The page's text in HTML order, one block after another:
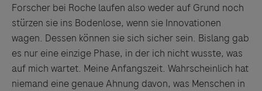
Forscher bei Roche laufen also weder auf Grund noch
stürzen sie ins Bodenlose, wenn sie Innovationen
wagen. Dessen können sie sich sicher sein. Bislang gab
es nur eine einzige Phase, in der ich nicht wusste, was
auf mich wartet. Meine Anfangszeit. Wahrscheinlich hat
niemand eine genaue Ahnung davon, was Menschen in